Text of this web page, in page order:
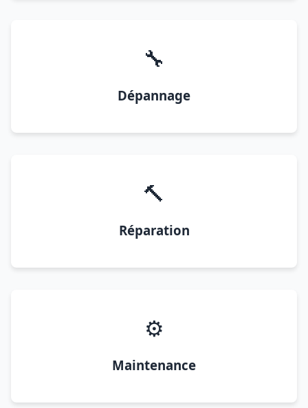
🔧
Dépannage
🔨
Réparation
⚙️
Maintenance